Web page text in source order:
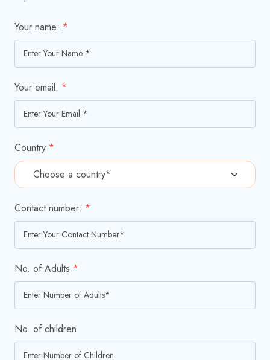
Your name: *
Your email: *
Country *
Contact number: *
No. of Adults *
No. of children